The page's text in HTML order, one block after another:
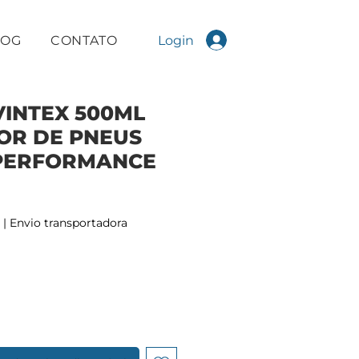
CONTATO Login
500ML
DE PNEUS
| Envio transportadora